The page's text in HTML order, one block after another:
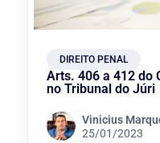
DIREITO PENAL
Arts. 406 a 412 do
no Tribunal do Júri
Vinicius
25/01/2023